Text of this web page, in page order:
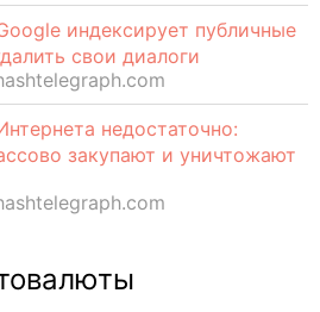
индексирует публичные
свои диалоги
недостаточно:
закупают и уничтожают